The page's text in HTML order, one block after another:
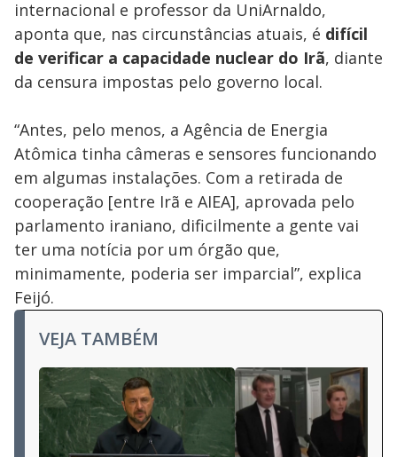
internacional e professor da UniArnaldo,
aponta que, nas circunstâncias atuais, é difícil
de verificar a capacidade nuclear do Irã, diante
da censura impostas pelo governo local.
“Antes, pelo menos, a Agência de Energia
Atômica tinha câmeras e sensores funcionando
em algumas instalações. Com a retirada de
cooperação [entre Irã e AIEA], aprovada pelo
parlamento iraniano, dificilmente a gente vai
ter uma notícia por um órgão que,
minimamente, poderia ser imparcial”, explica
Feijó.
VEJA TAMBÉM